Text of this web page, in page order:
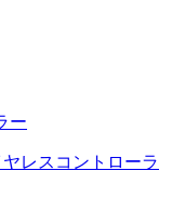
ー
レスコントローラ